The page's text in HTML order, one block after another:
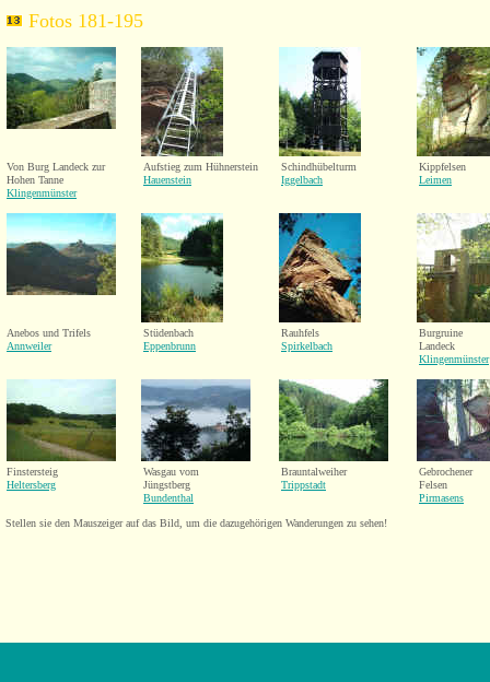
Fotos 181-195
Von Burg Landeck zur
Hohen Tanne
Klingenmünster
Aufstieg zum Hühnerstein
Hauenstein
Schindhübelturm
Iggelbach
Kippfelsen
Leimen
Anebos und Trifels
Annweiler
Stüdenbach
Eppenbrunn
Rauhfels
Spirkelbach
Burgruine
Landeck
Klingenmünster
Finstersteig
Heltersberg
Wasgau vom
Jüngstberg
Bundenthal
Brauntalweiher
Trippstadt
Gebrochener
Felsen
Pirmasens
Stellen sie den Mauszeiger auf das Bild, um die dazugehörigen Wanderungen zu sehen!